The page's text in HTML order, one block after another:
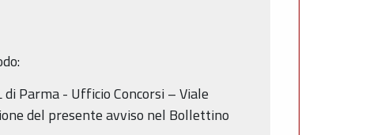
Parma - Ufficio Concorsi – Viale
del presente avviso nel Bollettino